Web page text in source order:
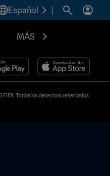
Español
MÁS
Todos los derechos reservados.